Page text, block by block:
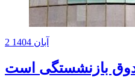
2 آبان 1404